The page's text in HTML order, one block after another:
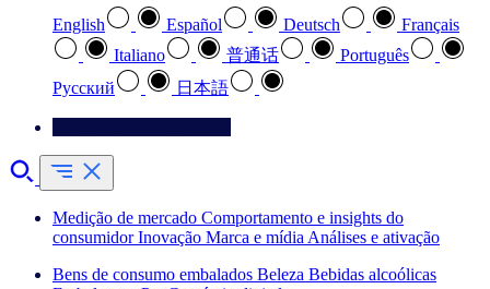
English Español Deutsch
Français
Italiano
普通话
Português
Pусский
日本語
Medição de mercado Comportamento e insights do
consumidor Inovação Marca e mídia Análises e ativação
Bens de consumo embalados Beleza Bebidas alcoólicas